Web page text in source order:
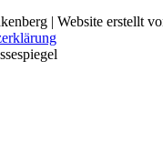
| Website erstellt